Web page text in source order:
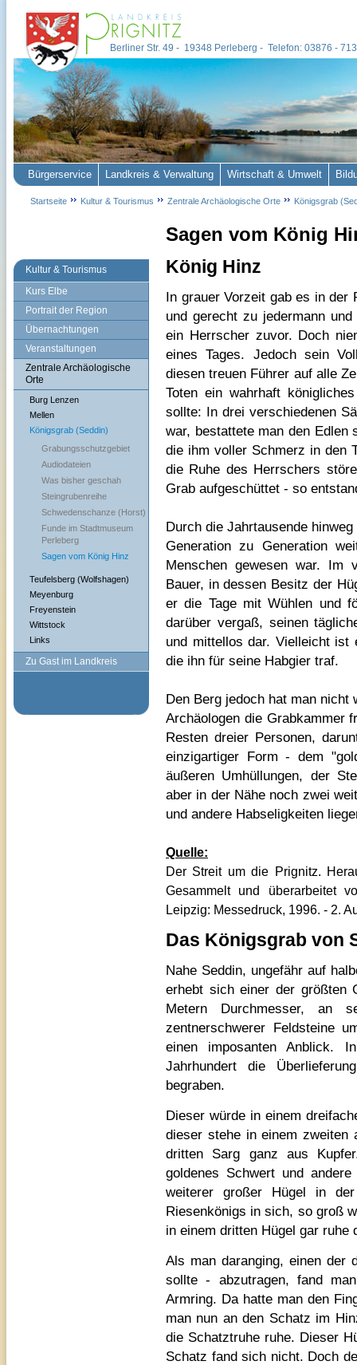
Kultur & Tourismus
Kurs Elbe
Portrait der Region
Übernachtungen
Veranstaltungen
Zentrale Archäologische
Orte
Burg Lenzen
Mellen
Königsgrab (Seddin)
Grabungsschutzgebiet
Audiodateien
Was bisher geschah
Steingrubenreihe
Schwedenschanze (Horst)
Funde im Stadtmuseum
Perleberg
Sagen vom König Hinz
Teufelsberg (Wolfshagen)
Meyenburg
Freyenstein
Wittstock
Links
Zu Gast im Landkreis
Sagen vom König
König Hinz
In grauer Vorzeit gab es in der
und gerecht zu jedermann
ein Herrscher zuvor. Doch
eines Tages. Jedoch sein
diesen treuen Führer auf alle
Toten ein wahrhaft
sollte: In drei verschiedenen
war, bestattete man den Edlen
die ihm voller Schmerz in den
die Ruhe des Herrschers
Grab aufgeschüttet - so
Durch die Jahrtausende
Generation zu Generation
Menschen gewesen war. Im
Bauer, in dessen Besitz der
er die Tage mit Wühlen und
darüber vergaß, seinen
und mittellos dar. Vielleicht ist
die ihn für seine Habgier traf.
Den Berg jedoch hat man nicht
Archäologen die Grabkammer
Resten dreier Personen,
einzigartiger Form - dem
äußeren Umhüllungen, der
aber in der Nähe noch zwei
und andere Habseligkeiten
Quelle:
Der Streit um die Prignitz.
Gesammelt und überarbeitet
Leipzig: Messedruck, 1996. - 2.
Das Königsgrab von
Nahe Seddin, ungefähr auf
erhebt sich einer der größten
Metern Durchmesser, an
zentnerschwerer Feldsteine
einen imposanten Anblick.
Jahrhundert die
begraben.
Dieser würde in einem
dieser stehe in einem zweiten
dritten Sarg ganz aus
goldenes Schwert und
weiterer großer Hügel in
Riesenkönigs in sich, so groß
in einem dritten Hügel gar
Als man daranging, einen der
sollte - abzutragen, fand
Armring. Da hatte man den
man nun an den Schatz im
die Schatztruhe ruhe. Dieser
Schatz fand sich nicht. Doch
Berliner Str. 49 - 19348 Perleberg - Telefon: 03876 -
Bürgerservice Landkreis & Verwaltung Wirtschaft & Umwelt
Startseite Kultur & Tourismus Zentrale Archäologische Orte Königsgrab